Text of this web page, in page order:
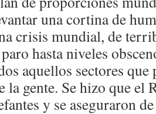
una cortina de
crisis mundial, de
hasta niveles
aquellos sectores
gente. Se hizo que el
y se aseguraron